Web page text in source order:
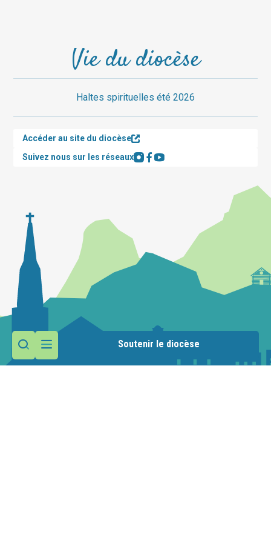
Soutenir le diocèse
Vie du diocèse
Haltes spirituelles été 2026
Accéder au site du diocèse
Suivez nous sur les réseaux